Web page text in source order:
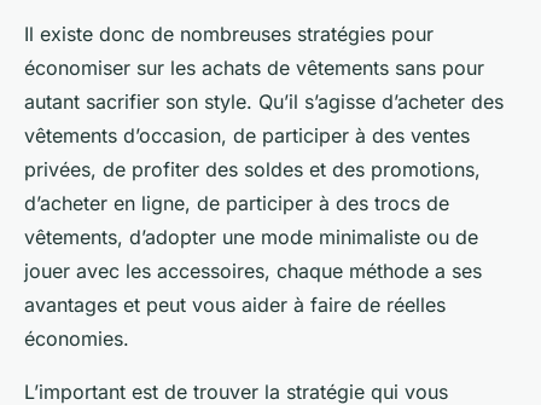
Il existe donc de nombreuses stratégies pour
économiser sur les achats de vêtements sans pour
autant sacrifier son style. Qu’il s’agisse d’acheter des
vêtements d’occasion, de participer à des ventes
privées, de profiter des soldes et des promotions,
d’acheter en ligne, de participer à des trocs de
vêtements, d’adopter une mode minimaliste ou de
jouer avec les accessoires, chaque méthode a ses
avantages et peut vous aider à faire de réelles
économies.
L’important est de trouver la stratégie qui vous